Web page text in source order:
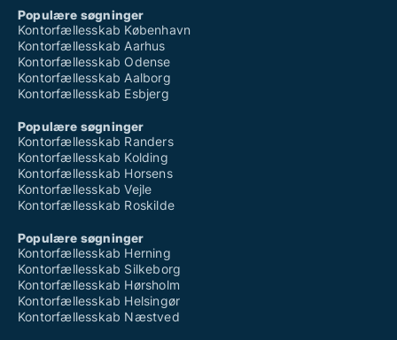
Populære søgninger
Kontorfællesskab København
Kontorfællesskab Aarhus
Kontorfællesskab Odense
Kontorfællesskab Aalborg
Kontorfællesskab Esbjerg
Populære søgninger
Kontorfællesskab Randers
Kontorfællesskab Kolding
Kontorfællesskab Horsens
Kontorfællesskab Vejle
Kontorfællesskab Roskilde
Populære søgninger
Kontorfællesskab Herning
Kontorfællesskab Silkeborg
Kontorfællesskab Hørsholm
Kontorfællesskab Helsingør
Kontorfællesskab Næstved